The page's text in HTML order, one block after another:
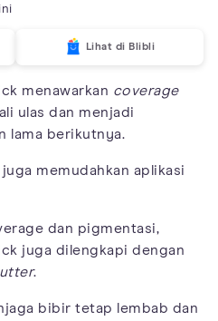
Lihat di Blibli
menawarkan coverage
ulas dan menjadi
lama berikutnya.
memudahkan aplikasi
dan pigmentasi,
juga dilengkapi dengan
.
bibir tetap lembab dan